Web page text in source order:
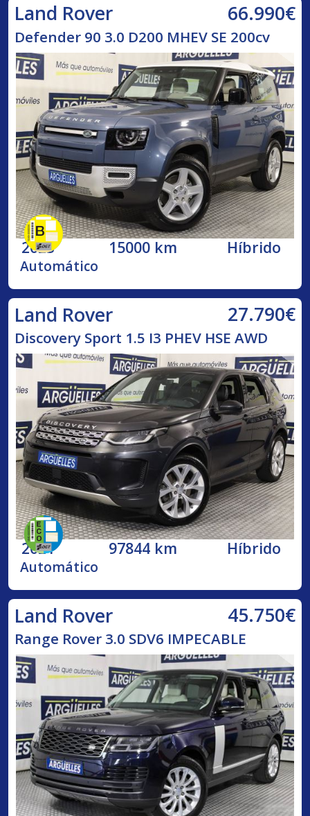
Land Rover 66.990€
Defender 90 3.0 D200 MHEV SE 200cv
2023 15000 km Híbrido
Automático
Land Rover 27.790€
Discovery Sport 1.5 I3 PHEV HSE AWD
2021 97844 km Híbrido
Automático
Land Rover 45.750€
Range Rover 3.0 SDV6 IMPECABLE